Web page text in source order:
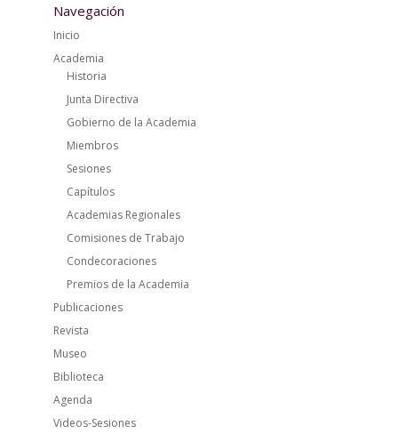
Navegación
Inicio
Academia
Historia
Junta Directiva
Gobierno de la Academia
Miembros
Sesiones
Capítulos
Academias Regionales
Comisiones de Trabajo
Condecoraciones
Premios de la Academia
Publicaciones
Revista
Museo
Biblioteca
Agenda
Videos-Sesiones